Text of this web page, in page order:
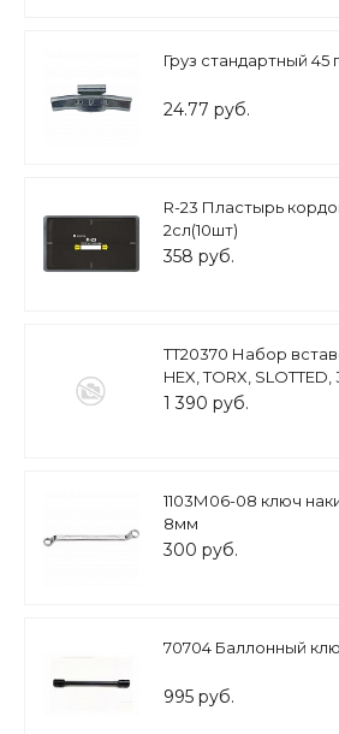
Груз стандартный 45
24.77 руб.
R-23 Пластырь
2сл(10шт)
358 руб.
TT20370 Набор
HEX, TORX,
1 390 руб.
1103М06-08 ключ
8мм
300 руб.
70704 Баллонный
995 руб.